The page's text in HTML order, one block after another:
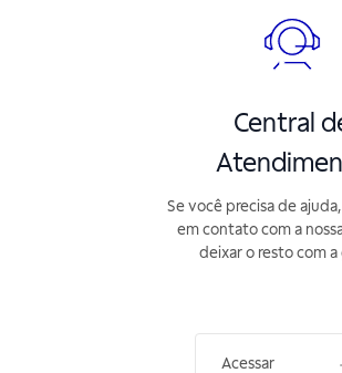
Central
Se você precisa de
em contato com a
deixar o resto com
Acessar